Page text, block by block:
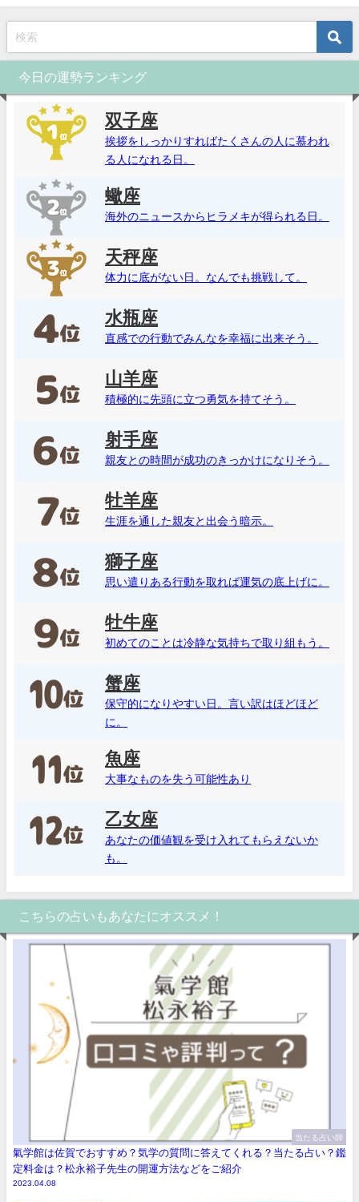
今日の運勢ランキング
双子座
挨拶をしっかりすればたくさんの人に慕われ
る人になれる日。
蠍座
海外のニュースからヒラメキが得られる日。
天秤座
体力に底がない日。なんでも挑戦して。
水瓶座
直感での行動でみんなを幸福に出来そう。
山羊座
積極的に先頭に立つ勇気を持てそう。
射手座
親友との時間が成功のきっかけになりそう。
牡羊座
生涯を通した親友と出会う暗示。
獅子座
思い遣りある行動を取れば運気の底上げに。
牡牛座
初めてのことは冷静な気持ちで取り組もう。
蟹座
保守的になりやすい日。言い訳はほどほど
に。
魚座
大事なものを失う可能性あり
乙女座
あなたの価値観を受け入れてもらえないか
も。
こちらの占いもあなたにオススメ！
当たる占い師
氣学館は佐賀でおすすめ？気学の質問に答えてくれる？当たる占い？鑑
定料金は？松永裕子先生の開運方法などをご紹介
2023.04.08